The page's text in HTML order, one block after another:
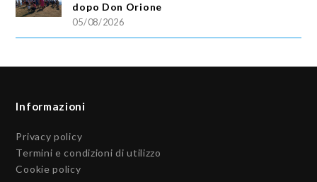
dopo Don Orione
05/08/2026
Informazioni
Privacy policy
Termini e condizioni di utilizzo
Cookie policy